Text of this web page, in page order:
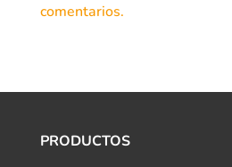
comentarios.
PRODUCTOS